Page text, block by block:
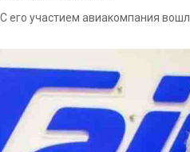
его участием авиакомпания